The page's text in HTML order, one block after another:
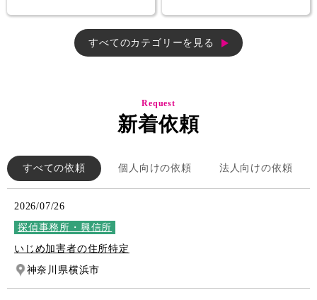
すべてのカテゴリーを見る
Request
新着依頼
すべての依頼 個人向けの依頼 法人向けの依頼
2026/07/26
探偵事務所・興信所
いじめ加害者の住所特定
神奈川県横浜市